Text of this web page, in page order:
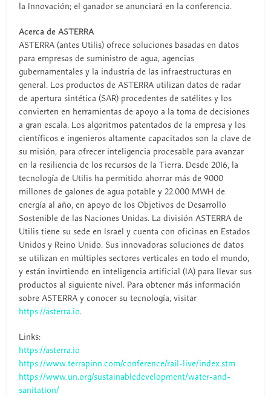
la Innovación; el ganador se anunciará en la conferencia.
Acerca de ASTERRA
ASTERRA (antes Utilis) ofrece soluciones basadas en datos
para empresas de suministro de agua, agencias
gubernamentales y la industria de las infraestructuras en
general. Los productos de ASTERRA utilizan datos de radar
de apertura sintética (SAR) procedentes de satélites y los
convierten en herramientas de apoyo a la toma de decisiones
a gran escala. Los algoritmos patentados de la empresa y los
científicos e ingenieros altamente capacitados son la clave de
su misión, para ofrecer inteligencia procesable para avanzar
en la resiliencia de los recursos de la Tierra. Desde 2016, la
tecnología de Utilis ha permitido ahorrar más de 9000
millones de galones de agua potable y 22.000 MWH de
energía al año, en apoyo de los Objetivos de Desarrollo
Sostenible de las Naciones Unidas. La división ASTERRA de
Utilis tiene su sede en Israel y cuenta con oficinas en Estados
Unidos y Reino Unido. Sus innovadoras soluciones de datos
se utilizan en múltiples sectores verticales en todo el mundo,
y están invirtiendo en inteligencia artificial (IA) para llevar sus
productos al siguiente nivel. Para obtener más información
sobre ASTERRA y conocer su tecnología, visitar
https://asterra.io.
Links:
https://asterra.io
https://www.terrapinn.com/conference/rail-live/index.stm
https://www.un.org/sustainabledevelopment/water-and-
sanitation/